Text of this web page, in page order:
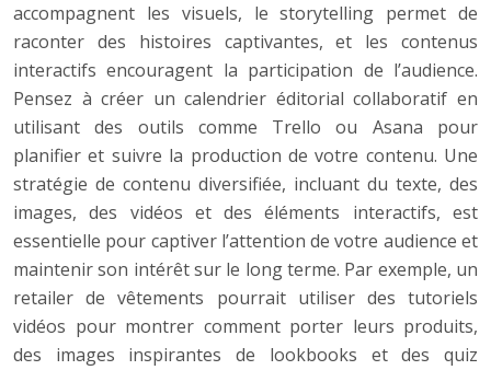
accompagnent les visuels, le storytelling permet de
raconter des histoires captivantes, et les contenus
interactifs encouragent la participation de l’audience.
Pensez à créer un calendrier éditorial collaboratif en
utilisant des outils comme Trello ou Asana pour
planifier et suivre la production de votre contenu. Une
stratégie de contenu diversifiée, incluant du texte, des
images, des vidéos et des éléments interactifs, est
essentielle pour captiver l’attention de votre audience et
maintenir son intérêt sur le long terme. Par exemple, un
retailer de vêtements pourrait utiliser des tutoriels
vidéos pour montrer comment porter leurs produits,
des images inspirantes de lookbooks et des quiz